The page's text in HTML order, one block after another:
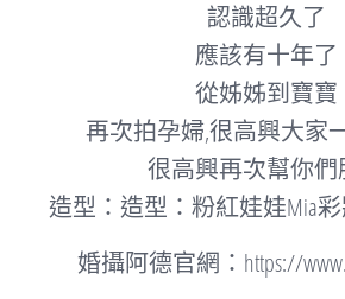
認識超久了
應該有十年了
從姊姊到寶寶
再次拍孕婦,很高興大家
很高興再次幫你們
造型： 造型： 粉紅娃娃Mia
婚攝阿德官網： https://